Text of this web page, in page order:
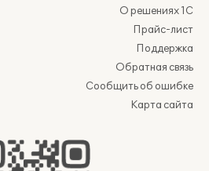
О решениях 1С
Прайс-лист
Поддержка
Обратная связь
Сообщить об ошибке
Карта сайта